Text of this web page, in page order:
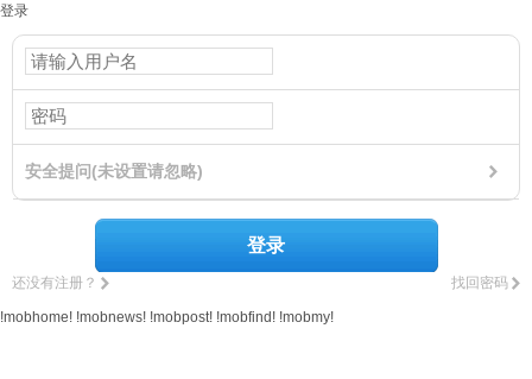
登录
安全提问(未设置请忽略)
登录
找回密码
还没有注册？
!mobhome! !mobnews! !mobpost! !mobfind! !mobmy!